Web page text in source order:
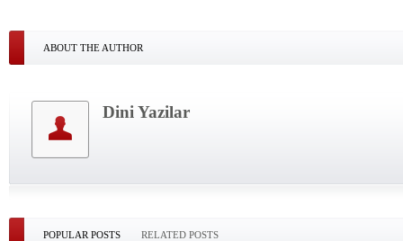
ABOUT THE AUTHOR
Dini Yazilar
POPULAR POSTS RELATED POSTS